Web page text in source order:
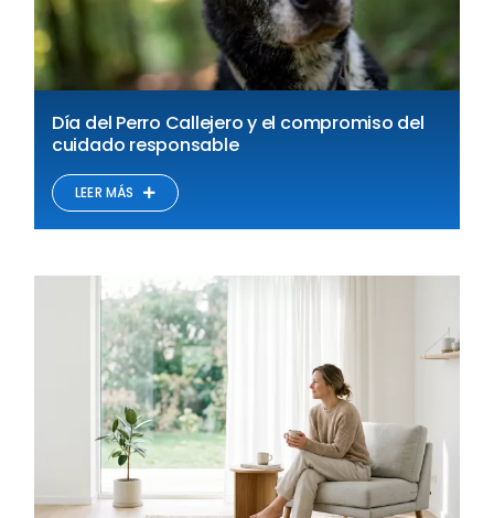
Día del Perro Callejero y el compromiso del
cuidado responsable
LEER MÁS